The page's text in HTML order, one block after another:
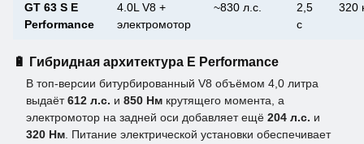
GT 63 S E
Performance
4.0L V8 +
электромотор
~830 л.с.
2,5
с
320
🔋 Гибридная архитектура E Performance
В топ-версии битурбированный V8 объёмом 4,0 литра
выдаёт612 л.с. и 850 Нм крутящего момента, а
электромотор на задней оси добавляет ещё 204 л.с. и
320 Нм. Питание электрической установки обеспечивает